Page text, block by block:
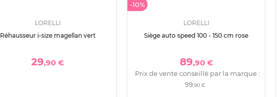
LORELLI
Réhausseur i-size magellan vert
29,90 €
-10%
LORELLI
Siège auto speed 100 - 150 cm rose
89,90 €
Prix de vente conseillé par la marque :
99,90 €